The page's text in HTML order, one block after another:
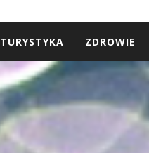
TURYSTYKA ZDROWIE